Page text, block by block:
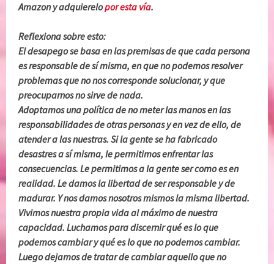
Amazon y adquierelopor esta vía.
Reflexiona sobre esto:
El desapego se basa en las premisas de que cada persona
es responsable de sí misma, en que no podemos resolver
problemas que no nos corresponde solucionar, y que
preocuparnos no sirve de nada.
Adoptamos una política de no meter las manos en las
responsabilidades de otras personas y en vez de ello, de
atender a las nuestras. Si la gente se ha fabricado
desastres a sí misma, le permitimos enfrentar las
consecuencias. Le permitimos a la gente ser como es en
realidad. Le damos la libertad de ser responsable y de
madurar. Y nos damos nosotros mismos la misma libertad.
Vivimos nuestra propia vida al máximo de nuestra
capacidad. Luchamos para discernir qué es lo que
podemos cambiar y qué es lo que no podemos cambiar.
Luego dejamos de tratar de cambiar aquello que no